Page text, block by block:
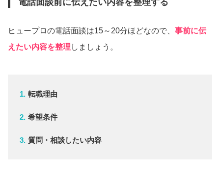
ヒュープロの電話面談は15～20分ほどなので、 事前に伝
えたい内容を整理 しましょう。
転職理由
希望条件
質問・相談したい内容